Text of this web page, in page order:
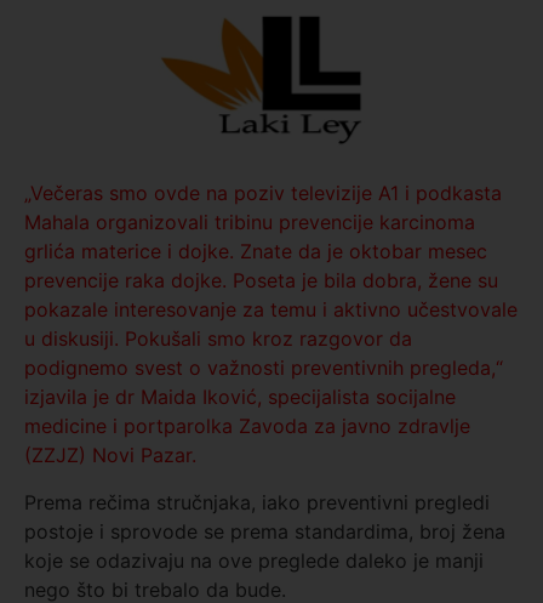
„Večeras smo ovde na poziv televizije A1 i podkasta
Mahala organizovali tribinu prevencije karcinoma
grlića materice i dojke. Znate da je oktobar mesec
prevencije raka dojke. Poseta je bila dobra, žene su
pokazale interesovanje za temu i aktivno učestvovale
u diskusiji. Pokušali smo kroz razgovor da
podignemo svest o važnosti preventivnih pregleda,“
izjavila je dr Maida Iković, specijalista socijalne
medicine i portparolka Zavoda za javno zdravlje
(ZZJZ) Novi Pazar.
Prema rečima stručnjaka, iako preventivni pregledi
postoje i sprovode se prema standardima, broj žena
koje se odazivaju na ove preglede daleko je manji
nego što bi trebalo da bude.